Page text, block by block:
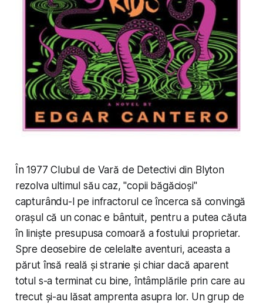
În 1977 Clubul de Vară de Detectivi din Blyton
rezolva ultimul său caz, "copii băgăcioși"
capturându-l pe infractorul ce încerca să convingă
orașul că un conac e bântuit, pentru a putea căuta
în liniște presupusa comoară a fostului proprietar.
Spre deosebire de celelalte aventuri, aceasta a
părut însă reală și stranie și chiar dacă aparent
totul s-a terminat cu bine, întâmplările prin care au
trecut și-au lăsat amprenta asupra lor. Un grup de